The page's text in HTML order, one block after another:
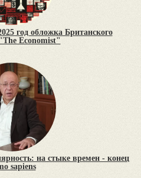
год обложка Британского
Economist"
на стыке времен - конец
sapiens